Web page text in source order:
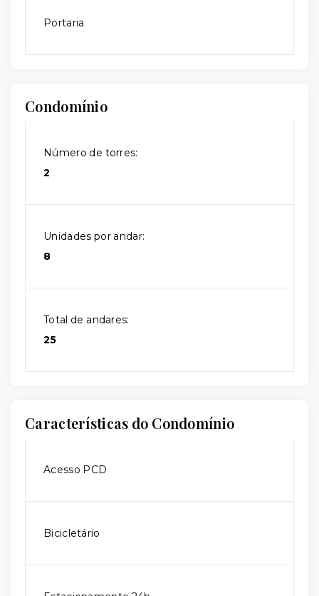
Portaria
Condomínio
Número de torres:
2
Unidades por andar:
8
Total de andares:
25
Características do Condomínio
Acesso PCD
Bicicletário